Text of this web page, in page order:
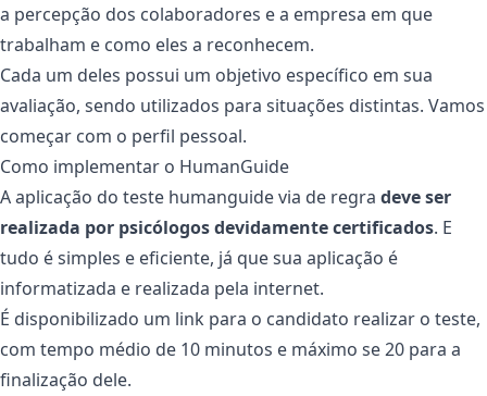
a percepção dos colaboradores e a empresa em que
trabalham e como eles a reconhecem.
Cada um deles possui um objetivo específico em sua
avaliação, sendo utilizados para situações distintas. Vamos
começar com o perfil pessoal.
Como implementar o HumanGuide
A aplicação do teste humanguide via de regra deve ser
realizada por psicólogos devidamente certificados. E
tudo é simples e eficiente, já que sua aplicação é
informatizada e realizada pela internet.
É disponibilizado um link para o candidato realizar o teste,
com tempo médio de 10 minutos e máximo se 20 para a
finalização dele.